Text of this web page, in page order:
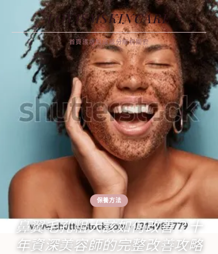
LOVISMSKINCARE
首頁護膚知識成分解析關於
保養方法
鼻翼毛孔粗大該如何改善？十
年資深美容師的完整改善攻略